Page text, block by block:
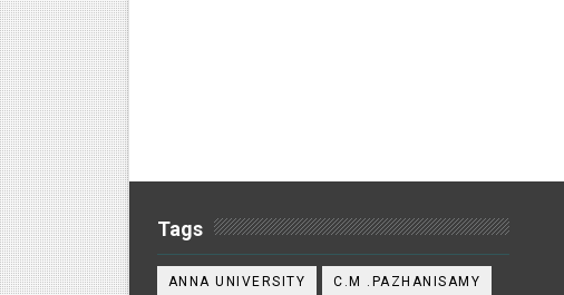
Tags
ANNA UNIVERSITY C.M .PAZHANISAMY